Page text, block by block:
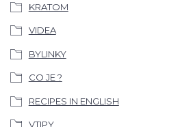
KRATOM
VIDEA
BYLINKY
CO JE ?
RECIPES IN ENGLISH
VTIPY